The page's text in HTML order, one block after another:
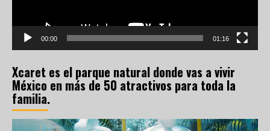
00:00 01:16
Xcaret es el parque natural donde vas a vivir
México en más de 50 atractivos para toda la
familia.